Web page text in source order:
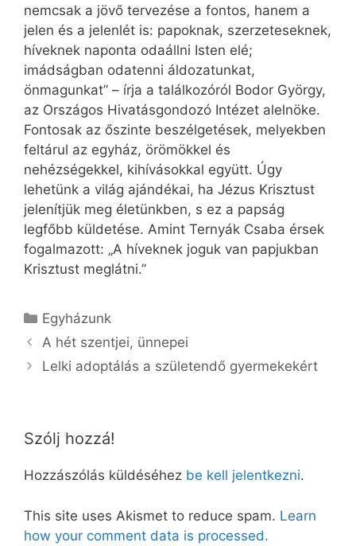
nemcsak a jövő tervezése a fontos, hanem a
jelen és a jelenlét is: papoknak, szerzeteseknek,
híveknek naponta odaállni Isten elé;
imádságban odatenni áldozatunkat,
önmagunkat” – írja a találkozóról Bodor György,
az Országos Hivatásgondozó Intézet alelnöke.
Fontosak az őszinte beszélgetések, melyekben
feltárul az egyház, örömökkel és
nehézségekkel, kihívásokkal együtt. Úgy
lehetünk a világ ajándékai, ha Jézus Krisztust
jelenítjük meg életünkben, s ez a papság
legfőbb küldetése. Amint Ternyák Csaba érsek
fogalmazott: „A híveknek joguk van papjukban
Krisztust meglátni.”
Kategória
Egyházunk
A hét szentjei, ünnepei
Lelki adoptálás a születendő gyermekekért
Szólj hozzá!
Hozzászólás küldéséhez be kell jelentkezni.
This site uses Akismet to reduce spam. Learn
how your comment data is processed.